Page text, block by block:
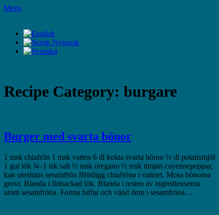
Hoppa
Meny
Recipe Category: burgare
Burger med svarta bönor
1 msk chiafrön 1 msk vatten 6 dl kokta svarta bönor ½ dl potatismjöl
1 gul lök ¾–1 tsk salt ½ msk oregano ½ msk timjan cayennepeppar,
kan uteslutas sesamfrön Blötlägg chiafröna i vattnet. Mosa bönorna
grovt. Blanda i finhackad lök. Blanda i resten av ingredienserna
utom sesamfröna. Forma biffar och vänd dem i sesamfröna…